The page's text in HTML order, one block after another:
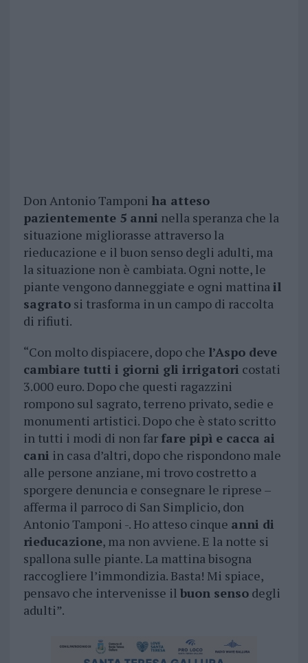
Don Antonio Tamponi ha atteso
pazientemente 5 anni nella speranza che la
situazione migliorasse attraverso la
rieducazione e il buon senso degli adulti, ma
la situazione non è cambiata. Ogni notte, le
piante vengono danneggiate e ogni mattinail
sagratosi trasforma in un campo di raccolta
di rifiuti.
“Con molto dispiacere, dopo che l’Aspo deve
cambiare tutti i giorni gli irrigatori costati
3.000 euro. Dopo che questi ragazzini
rompono sul sagrato, terreno privato, sedie e
monumenti artistici. Dopo che è stato scritto
in tutti i modi di non far fare pipì e cacca ai
cani in casa d’altri, dopo che rispondono male
alle persone anziane, mi trovo costretto a
sporgere denuncia e consegnare le riprese –
afferma il parroco di San Simplicio, don
Antonio Tamponi -. Ho atteso cinque anni di
rieducazione, ma non avviene. E la notte si
spallona sulle piante. La mattina bisogna
raccogliere l’immondizia. Basta! Mi spiace,
pensavo che intervenisse il buon sensodegli
adulti”.